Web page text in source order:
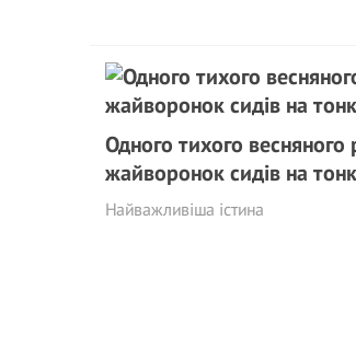
Одного тихого весняного
жайворонок сидів на
Найважливіша істина